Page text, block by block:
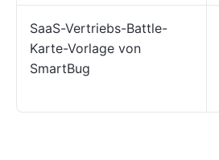
SaaS-Vertriebs-Battle-
Karte-Vorlage von
SmartBug